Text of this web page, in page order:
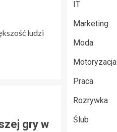
ludzi
gry w
IT
Marketing
Moda
Motoryzacja
Praca
Rozrywka
Ślub